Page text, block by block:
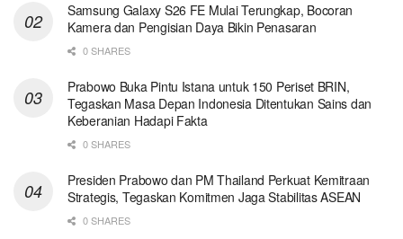
Samsung Galaxy S26 FE Mulai Terungkap, Bocoran
Kamera dan Pengisian Daya Bikin Penasaran
0 SHARES
Prabowo Buka Pintu Istana untuk 150 Periset BRIN,
Tegaskan Masa Depan Indonesia Ditentukan Sains dan
Keberanian Hadapi Fakta
0 SHARES
Presiden Prabowo dan PM Thailand Perkuat Kemitraan
Strategis, Tegaskan Komitmen Jaga Stabilitas ASEAN
0 SHARES